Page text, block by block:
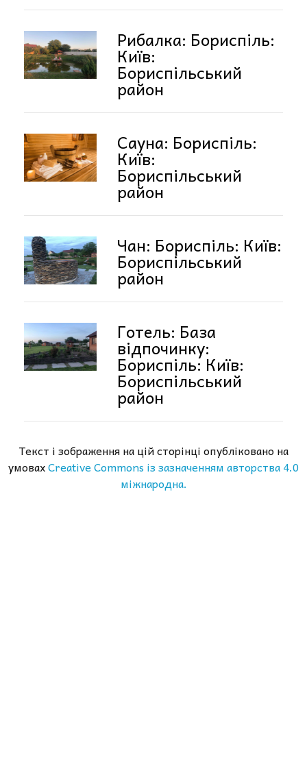
Рибалка: Бориспіль:
Київ:
Бориспільський
район
Сауна: Бориспіль:
Київ:
Бориспільський
район
Чан: Бориспіль: Київ:
Бориспільський
район
Готель: База
відпочинку:
Бориспіль: Київ:
Бориспільський
район
Текст і зображення на цій сторінці опубліковано на
умовахCreative Commons із зазначенням авторства 4.0
міжнародна.